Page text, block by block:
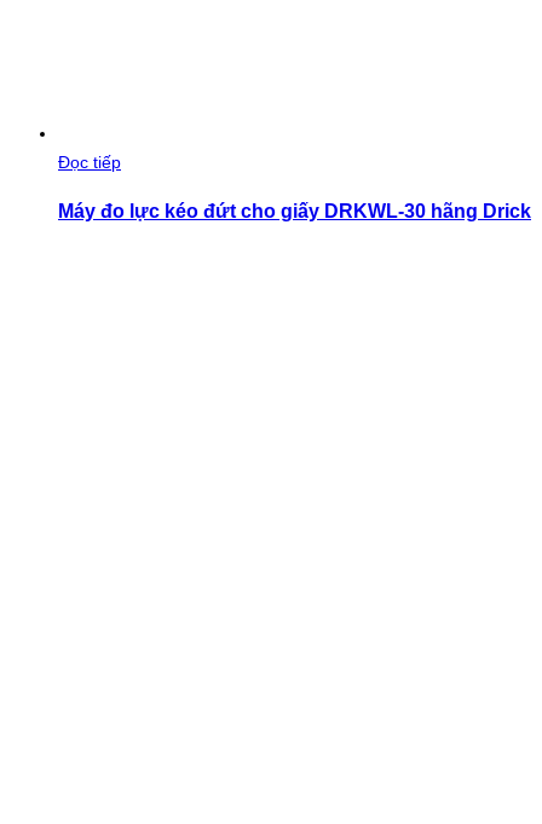
Đọc tiếp
Máy đo lực kéo đứt cho giấy DRKWL-30 hãng Drick